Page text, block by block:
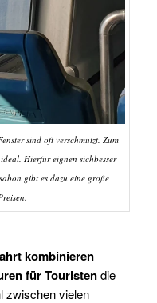
sind oft verschmutzt. Zum
Hierfür eignen sichbesser
gibt es dazu eine große
kombinieren
für Touristendie
zwischen vielen